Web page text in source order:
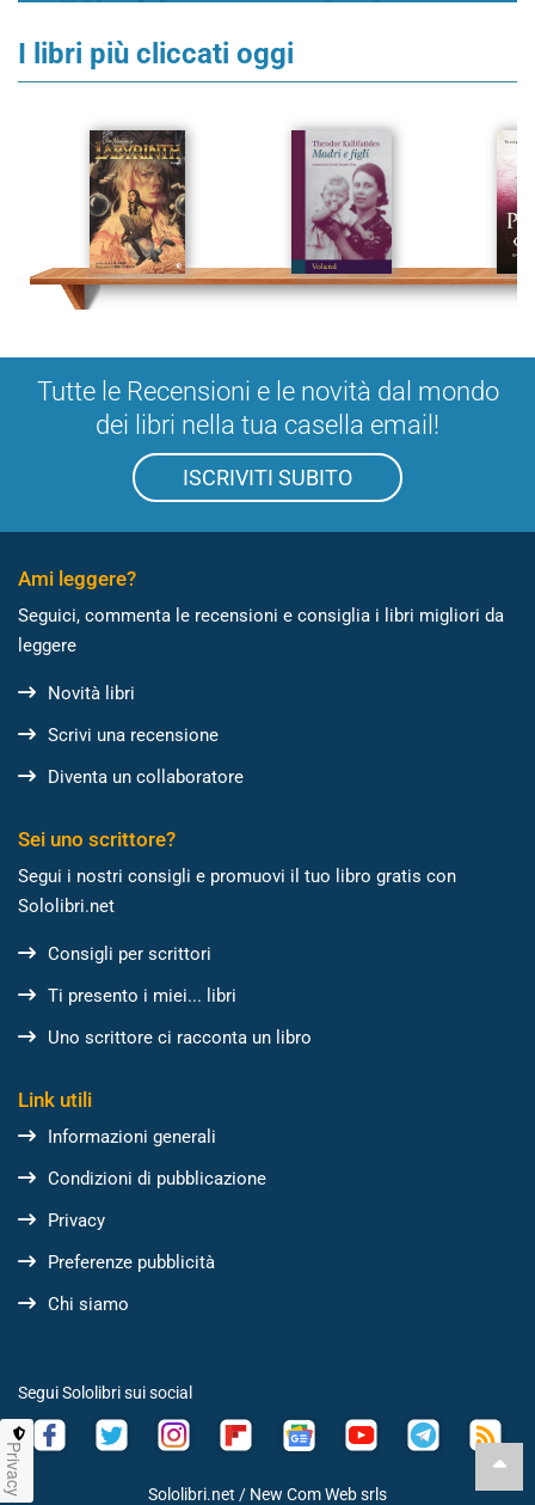
I libri più cliccati oggi
Tutte le Recensioni e le novità dal mondo
dei libri nella tua casella email!
ISCRIVITI SUBITO
Ami leggere?
Seguici, commenta le recensioni e consiglia i libri migliori da
leggere
Novità libri
Scrivi una recensione
Diventa un collaboratore
Sei uno scrittore?
Segui i nostri consigli e promuovi il tuo libro gratis con
Sololibri.net
Consigli per scrittori
Ti presento i miei... libri
Uno scrittore ci racconta un libro
Link utili
Informazioni generali
Condizioni di pubblicazione
Privacy
Preferenze pubblicità
Chi siamo
Segui Sololibri sui social
Sololibri.net / New Com Web srls
Privacy